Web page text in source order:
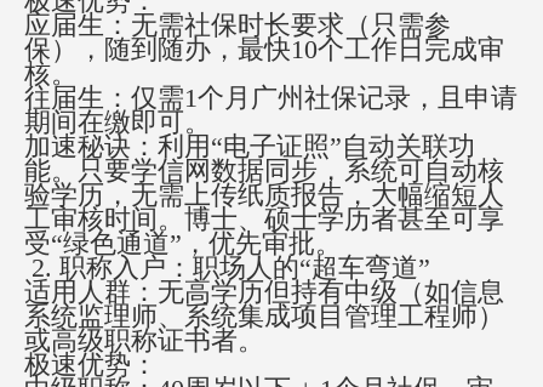
应届生：无需社保时长要求（只需参
保），随到随办，最快10个工作日完成审
核。
往届生：仅需1个月广州社保记录，且申请
期间在缴即可。
加速秘诀：利用 “电子证照”自动关联功
能。只要学信网数据同步，系统可自动核
验学历，无需上传纸质报告，大幅缩短人
工审核时间。博士、硕士学历者甚至可享
受“绿色通道”，优先审批。
2. 职称入户：职场人的“超车弯道”
适用人群：无高学历但持有中级（如信息
系统监理师、系统集成项目管理工程师）
或高级职称证书者。
极速优势：